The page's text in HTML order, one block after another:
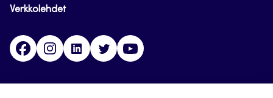
Verkkolehdet
FacebookInstagramLinkedinTwitter